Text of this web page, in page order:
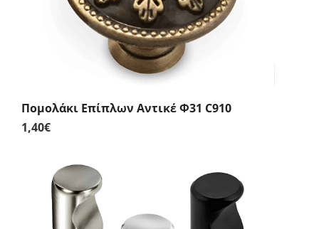
Πομολάκι Επίπλων Αντικέ Φ31 C910
1,40€